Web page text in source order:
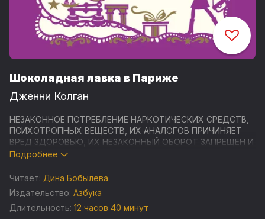
Шоколадная лавка в Париже
Дженни Колган
НЕЗАКОННОЕ ПОТРЕБЛЕНИЕ НАРКОТИЧЕСКИХ СРЕДСТВ,
ПСИХОТРОПНЫХ ВЕЩЕСТВ, ИХ АНАЛОГОВ ПРИЧИНЯЕТ
ВРЕД ЗДОРОВЬЮ, ИХ НЕЗАКОННЫЙ ОБОРОТ ЗАПРЕЩЕН И
ВЛЕЧЕТ УСТАНОВЛЕННУЮ ЗАКОНОДАТЕЛЬСТВОМ
Анна Трент, невольная виновница аварии на шоколадной
фабрике, теряет работу. Благодаря случайной встрече со
своей школьной учительницей французского она
Подробнее
Читает: Дина Бобылева
Издательство: Азбука
Длительность: 12 часов 40 минут